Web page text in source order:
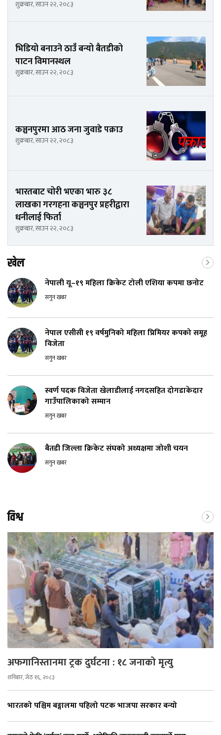
शुक्रबार, साउन २२, २०८३
भिडियो बनाउने ठाउँ बन्यो बैतडीको
पाटन विमानस्थल
शुक्रबार, साउन २२, २०८३
कञ्चनपुरमा आठ जना जुवाडे पक्राउ
शुक्रबार, साउन २२, २०८३
भारतबाट चोरी भएका भारु ३८
लाखका गरगहना कञ्चनपुर प्रहरीद्वारा
धनीलाई फिर्ता
शुक्रबार, साउन २२, २०८३
खेल
नेपाली यू–१९ महिला क्रिकेट टोली एशिया कपमा छनोट
सगुन खबर
नेपाल एसीसी १९ वर्षमुनिको महिला प्रिमियर कपको समूह
विजेता
सगुन खबर
स्वर्ण पदक विजेता खेलाडीलाई नगदसहित दोगडाकेदार
गाउँपालिकाको सम्मान
सगुन खबर
बैतडी जिल्ला क्रिकेट संघको अध्यक्षमा जोशी चयन
सगुन खबर
विश्व
अफगानिस्तानमा ट्रक दुर्घटना : १८ जनाको मृत्यु
शनिबार, जेठ १६, २०८३
भारतको पश्चिम बङ्गालमा पहिलो पटक भाजपा सरकार बन्यो